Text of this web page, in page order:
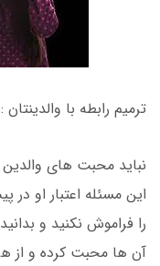
ترمیم رابطه با والدینتان :
نباید محبت های
این مسئله اعتبار او
را فراموش نکنید و
آن ها محبت کرده و از